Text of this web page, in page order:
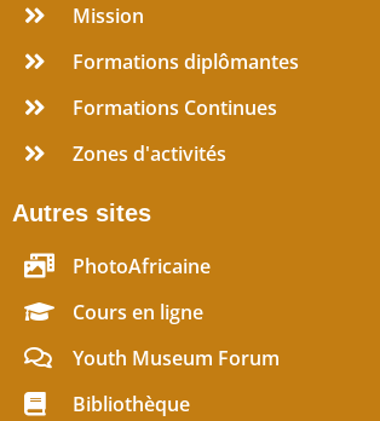
Mission
Formations diplômantes
Formations Continues
Zones d'activités
Autres sites
PhotoAfricaine
Cours en ligne
Youth Museum Forum
Bibliothèque